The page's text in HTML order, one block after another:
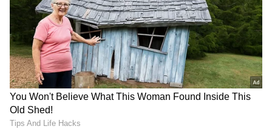
ಪಂದ್ಯ: ಬೆಳಗ್ಗೆ 11.30ಕ್ಕೆ
ಪ್ರಸಾರ: ಸೋನಿ ಸ್ಪೋರ್ಟ್ಸ್